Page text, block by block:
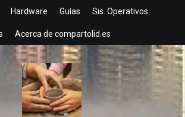
Hardware Guías Sis. Operativos
Acerca de compartolid.es